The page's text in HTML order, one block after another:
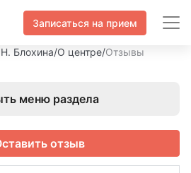
Записаться на прием
Блохина/О центре/Отзывы
меню раздела
отзыв